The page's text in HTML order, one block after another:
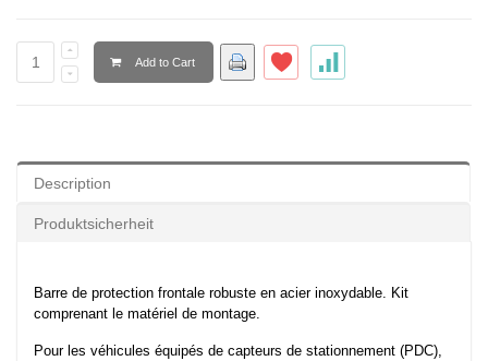
Add to Cart
Description
Produktsicherheit
Barre de protection frontale robuste en acier inoxydable. Kit
comprenant le matériel de montage.
Pour les véhicules équipés de capteurs de stationnement (PDC),